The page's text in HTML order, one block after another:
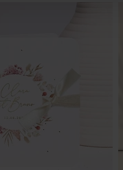
simple et épurée